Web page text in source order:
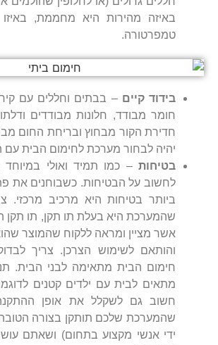
באיזה מהירות היא מחממת, באיזו
טמפרטורה.
בידוד קיים – בבתים וחללים עם
חומר מבודד, חלונות מבודדים
חדירת הקור מבחוץ ובריחת החום
יהיה לבחור מערכת לחימום הבית עם
בטיחות – כמו תמיד ואולי
לחשוב על הבטיחות. כשבוחנים את
ביותר בטיחות היא מרכיב מרכזי.
שהמערכת היא בעלת תו תקן, תו תקן
אשר מציין ומראה ללקוח שהמוצר
והותאם לשימוש הצרכן. צריך
חימום הבית מתאימה לבני הבית.
מתאים לבית עם ילדים קטנים
חשוב גם לשקלל את אופן ההתקנה
שהמערכת שלכם תותקן בצורה
ידי אנשי מקצוע בתחום) ושאתם